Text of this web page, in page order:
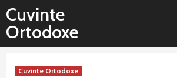
Sari
conținut
Cuvinte
Ortodoxe
Cuvinte Ortodoxe